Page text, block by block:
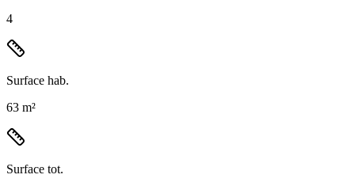
4
Surface hab.
63 m²
Surface tot.